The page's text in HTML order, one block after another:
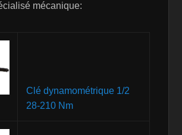
mécanique:
Clé dynamométrique 1/2
28-210 Nm